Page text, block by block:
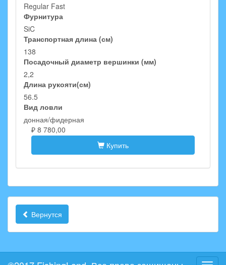
Regular Fast
Фурнитура
SiC
Транспортная длина (см)
138
Посадочный диаметр вершинки (мм)
2,2
Длина рукояти(см)
56.5
Вид ловли
донная/фидерная
₽ 8 780,00
Купить
Вернутся